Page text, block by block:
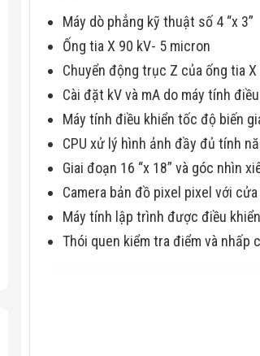
Máy dò phẳng kỹ thuật số 4 “x 3”
Ống tia X 90 kV- 5 micron
Chuyển động trục Z của ống tia X
Cài đặt kV và mA do máy tính
Máy tính điều khiển tốc độ biến
CPU xử lý hình ảnh đầy đủ tính
Giai đoạn 16 “x 18” và góc nhìn
Camera bản đồ pixel pixel với
Máy tính lập trình được điều
Thói quen kiểm tra điểm và nhấp